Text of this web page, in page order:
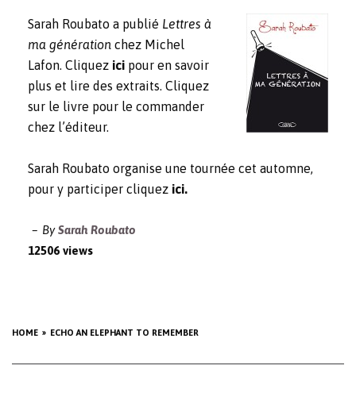
HOME ECHO AN ELEPHANT TO REMEMBER
Sarah Roubato a publié Lettres à
ma génération chez Michel
Lafon. Cliquez ici pour en savoir
plus et lire des extraits. Cliquez
sur le livre pour le commander
chez l’éditeur.
Sarah Roubato organise une tournée cet automne,
pour y participer cliquez ici.
BySarah Roubato
12506 views